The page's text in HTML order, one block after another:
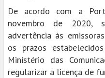
De acordo com a
novembro de 2020,
advertência às
os prazos
Ministério das
regularizar a licença de